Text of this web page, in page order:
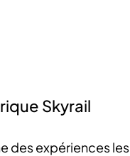
Skyrail
des expériences les